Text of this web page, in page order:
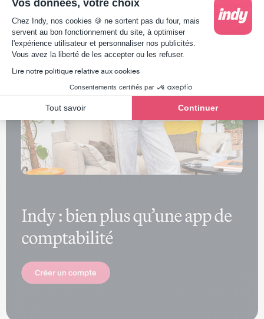
Vos données, votre choix
Plateforme de Gestion du Consentement :
Chez Indy, nos cookies 🍪 ne sortent pas du four, mais
servent au bon fonctionnement du site, à optimiser
l'expérience utilisateur et personnaliser nos publicités.
Vous avez la liberté de les accepter ou les refuser.
Lire notre politique relative aux cookies
Consentements certifiés par
Tout savoir Continuer
Axeptio consent